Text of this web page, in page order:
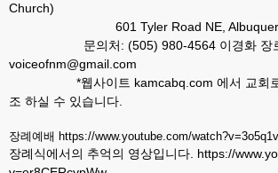
Church)
601 Tyler Road NE,
문의처: (505) 980-4564 이경화 장로
voiceofnm@gmail.com
*웹사이트 kamcabq.com 에서 교회로
조 하실 수 있습니다.
장례예배 https://www.youtube.com/
장례식에서의 추억의 영상입니다. https://